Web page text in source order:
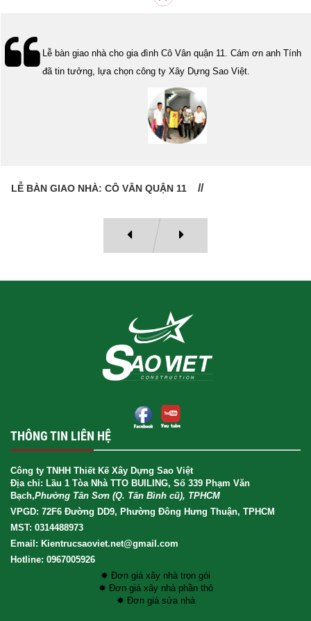
Lễ bàn giao nhà cho gia đình Cô Vân quận 11. Cám ơn anh Tính
đã tin tưởng, lựa chọn công ty Xây Dựng Sao Việt.
LỄ BÀN GIAO NHÀ: CÔ VÂN QUẬN 11
THÔNG TIN LIÊN HỆ
Công ty TNHH Thiết Kế Xây Dựng Sao Việt
Địa chỉ: Lầu 1 Tòa Nhà TTO BUILING, Số 339 Phạm Văn
Bạch,Phường Tân Sơn (Q. Tân Bình cũ), TPHCM
VPGD: 72F6 Đường DD9, Phường Đông Hưng Thuận, TPHCM
MST: 0314488973
Email: Kientrucsaoviet.net@gmail.com
Hotline: 0967005926
✸ Đơn giá xây nhà trọn gói
✸ Đơn giá xây nhà phần thô
✸ Đơn giá sửa nhà